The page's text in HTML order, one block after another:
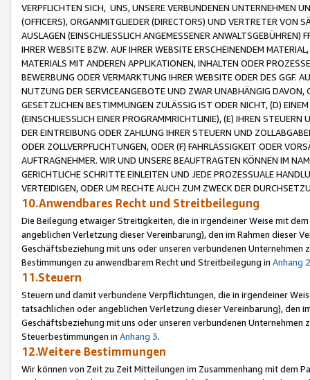
VERPFLICHTEN SICH, UNS, UNSERE VERBUNDENEN UNTERNEHMEN
(OFFICERS), ORGANMITGLIEDER (DIRECTORS) UND VERTRETER VON
AUSLAGEN (EINSCHLIESSLICH ANGEMESSENER
IHRER WEBSITE BZW. AUF IHRER WEBSITE ERSCHEINENDEM
MATERIALS MIT ANDEREN APPLIKATIONEN, INHALTEN ODER
BEWERBUNG ODER VERMARKTUNG IHRER WEBSITE ODER DES GGF.
NUTZUNG DER SERVICEANGEBOTE UND ZWAR UNABHÄNGIG
GESETZLICHEN BESTIMMUNGEN ZULÄSSIG IST ODER NICHT, (D)
(EINSCHLIESSLICH EINER PROGRAMMRICHTLINIE), (E) IHREN
DER EINTREIBUNG ODER ZAHLUNG IHRER STEUERN UND
ODER ZOLLVERPFLICHTUNGEN, ODER (F) FAHRLÄSSIGKEIT ODER
AUFTRAGNEHMER. WIR UND UNSERE BEAUFTRAGTEN KÖNNEN IM
GERICHTLICHE SCHRITTE EINLEITEN UND JEDE PROZESSUALE
VERTEIDIGEN, ODER UM RECHTE AUCH ZUM ZWECK DER
10.Anwendbares Recht und Streitbeilegung
Die Beilegung etwaiger Streitigkeiten, die in irgendeiner Weise mit
angeblichen Verletzung dieser Vereinbarung), den im Rahmen dieser
Geschäftsbeziehung mit uns oder unseren verbundenen
Bestimmungen zu anwendbarem Recht und Streitbeilegung in Anhang 2
11.Steuern
Steuern und damit verbundene Verpflichtungen, die in irgendeiner
tatsächlichen oder angeblichen Verletzung dieser Vereinbarung), den
Geschäftsbeziehung mit uns oder unseren verbundenen
Steuerbestimmungen in Anhang 3.
12.Weitere Bestimmungen
Wir können von Zeit zu Zeit Mitteilungen im Zusammenhang mit dem